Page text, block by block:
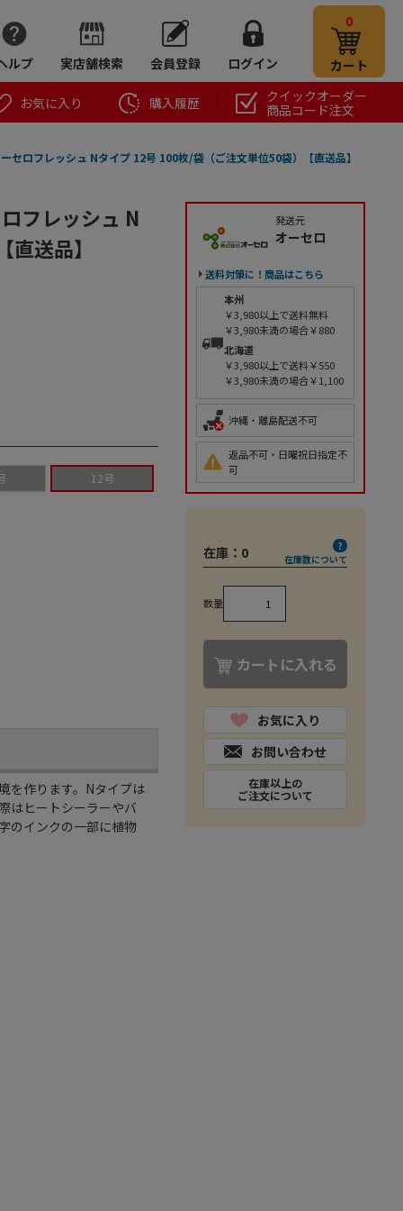
ルプ 実店舗検索 会員登録 ログイン
0
カート
お気に入り 購入履歴
クイックオーダー
商品コード注文
ロフレッシュ Nタイプ 12号 100枚/袋（ご注文単位50袋）【直送品】
フレッシュ N
送品】
12号
を作ります。Nタイプは
はヒートシーラーやバ
のインクの一部に植物
発送元
オーセロ
送料対策に！商品はこちら
本州
￥3,980以上で送料無料
￥3,980未満の場合￥880
北海道
￥3,980以上で送料￥550
￥3,980未満の場合￥1,100
沖縄・離島配送不可
返品不可・日曜祝日指定不
可
在庫： 0 在庫数について
数量
カートに入れる
お気に入り
お問い合わせ
在庫以上の
ご注文について